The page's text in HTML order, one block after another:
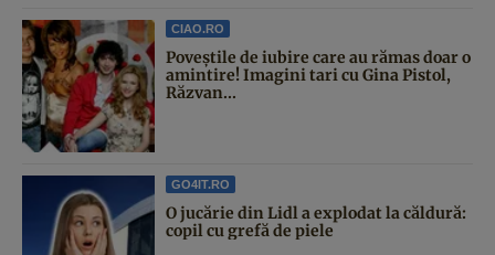
CIAO.RO
Poveştile de iubire care au rămas doar o
amintire! Imagini tari cu Gina Pistol,
Răzvan...
GO4IT.RO
O jucărie din Lidl a explodat la căldură:
copil cu grefă de piele